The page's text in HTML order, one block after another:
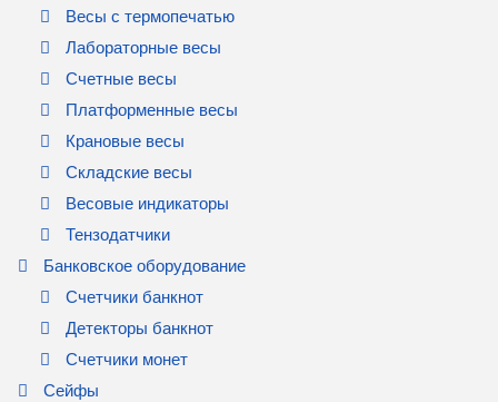
Весы с термопечатью
Лабораторные весы
Счетные весы
Платформенные весы
Крановые весы
Складские весы
Весовые индикаторы
Тензодатчики
Банковское оборудование
Счетчики банкнот
Детекторы банкнот
Счетчики монет
Сейфы